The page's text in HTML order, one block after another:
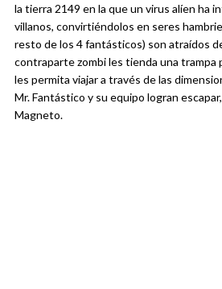
la tierra 2149 en la que un virus alíen ha
villanos, convirtiéndolos en seres
resto de los 4 fantásticos) son atraídos
contraparte zombi les tienda una trampa
les permita viajar a través de las
Mr. Fantástico y su equipo logran
Magneto.